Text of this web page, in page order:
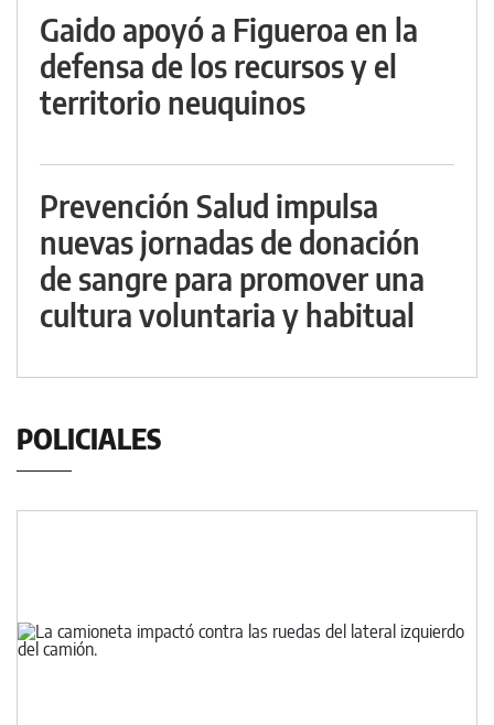
Gaido apoyó a Figueroa en la
defensa de los recursos y el
territorio neuquinos
Prevención Salud impulsa
nuevas jornadas de donación
de sangre para promover una
cultura voluntaria y habitual
POLICIALES